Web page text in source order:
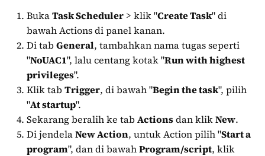
BukaTask Scheduler > klik "Create Task" di
bawah Actions di panel kanan.
Di tabGeneral, tambahkan nama tugas seperti
"NoUAC1", lalu centang kotak "Run with highest
privileges".
Klik tabTrigger, di bawah "Begin the task", pilih
"At startup".
Sekarang beralih ke tabActionsdan klikNew.
Di jendelaNew Action, untuk Action pilih "Start a
program", dan di bawahProgram/script, klik